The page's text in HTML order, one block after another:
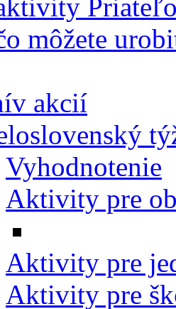
môžete
akcií
Vyhodnotenie
Aktivity pre
Aktivity pre
Aktivity pre